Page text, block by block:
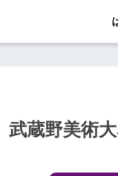
武蔵野美術